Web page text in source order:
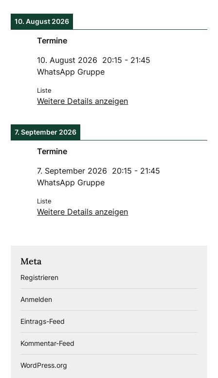
10. August 2026
Termine
10. August 2026 20:15 - 21:45
WhatsApp Gruppe
Liste
Weitere Details anzeigen
7. September 2026
Termine
7. September 2026 20:15 - 21:45
WhatsApp Gruppe
Liste
Weitere Details anzeigen
Meta
Registrieren
Anmelden
Eintrags-Feed
Kommentar-Feed
WordPress.org